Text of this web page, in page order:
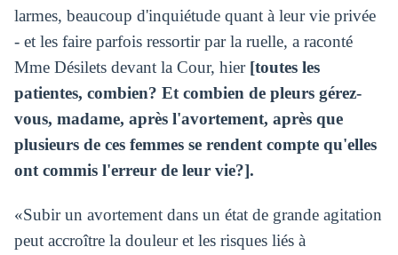
larmes, beaucoup d'inquiétude quant à leur vie privée
- et les faire parfois ressortir par la ruelle, a raconté
Mme Désilets devant la Cour, hier [toutes les
patientes, combien? Et combien de pleurs gérez-
vous, madame, après l'avortement, après que
plusieurs de ces femmes se rendent compte qu'elles
ont commis l'erreur de leur vie?].
«Subir un avortement dans un état de grande agitation
peut accroître la douleur et les risques liés à